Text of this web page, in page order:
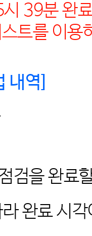
39분 완
트를 이용
내역
검을 완료
완료 시